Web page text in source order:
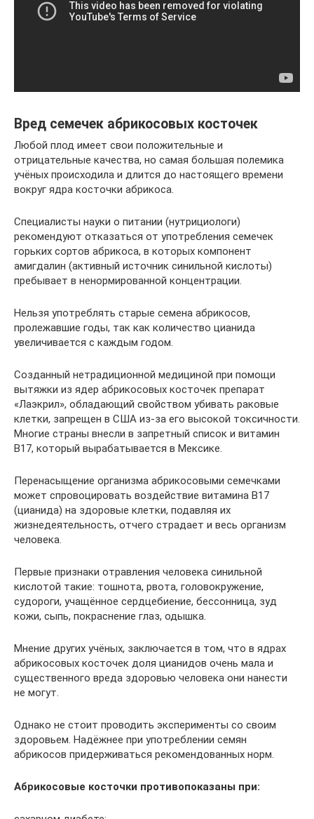
Вред семечек абрикосовых косточек
Любой плод имеет свои положительные и
отрицательные качества, но самая большая полемика
учёных происходила и длится до настоящего времени
вокруг ядра косточки абрикоса.
Специалисты науки о питании (нутрициологи)
рекомендуют отказаться от употребления семечек
горьких сортов абрикоса, в которых компонент
амигдалин (активный источник синильной кислоты)
пребывает в ненормированной концентрации.
Нельзя употреблять старые семена абрикосов,
пролежавшие годы, так как количество цианида
увеличивается с каждым годом.
Созданный нетрадиционной медициной при помощи
вытяжки из ядер абрикосовых косточек препарат
«Лаэкрил», обладающий свойством убивать раковые
клетки, запрещен в США из-за его высокой токсичности.
Многие страны внесли в запретный список и витамин
В17, который вырабатывается в Мексике.
Перенасыщение организма абрикосовыми семечками
может спровоцировать воздействие витамина В17
(цианида) на здоровые клетки, подавляя их
жизнедеятельность, отчего страдает и весь организм
человека.
Первые признаки отравления человека синильной
кислотой такие: тошнота, рвота, головокружение,
судороги, учащённое сердцебиение, бессонница, зуд
кожи, сыпь, покраснение глаз, одышка.
Мнение других учёных, заключается в том, что в ядрах
абрикосовых косточек доля цианидов очень мала и
существенного вреда здоровью человека они нанести
не могут.
Однако не стоит проводить эксперименты со своим
здоровьем. Надёжнее при употреблении семян
абрикосов придерживаться рекомендованных норм.
Абрикосовые косточки противопоказаны при: